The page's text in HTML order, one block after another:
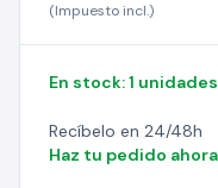
(Impuesto incl.)
En stock: 1
Recíbelo en 24/48h
Haz tu pedido ahora